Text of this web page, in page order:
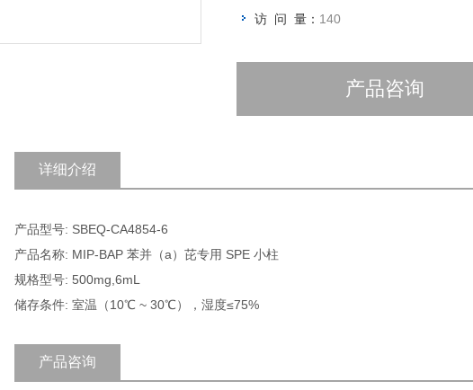
访 问 量： 140
产品咨询
详细介绍
产品型号: SBEQ-CA4854-6
产品名称: MIP-BAP 苯并（a）芘专用 SPE 小柱
规格型号: 500mg,6mL
储存条件: 室温（10℃ ~ 30℃），湿度≤75%
产品咨询